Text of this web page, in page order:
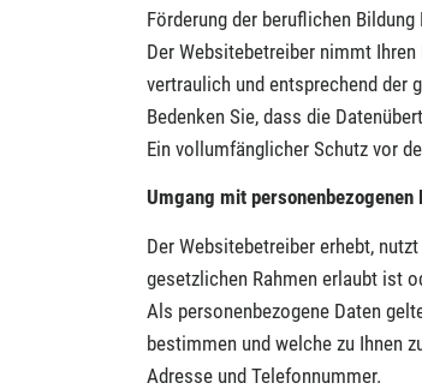
Förderung der beruflichen
Der Websitebetreiber nimmt
vertraulich und entsprechend der
Bedenken Sie, dass die
Ein vollumfänglicher Schutz vor
Umgang mit personenbezogenen
Der Websitebetreiber erhebt,
gesetzlichen Rahmen erlaubt ist
Als personenbezogene Daten
bestimmen und welche zu Ihnen
Adresse und Telefonnummer.